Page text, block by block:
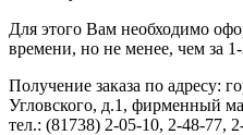
Для этого Вам необходимо
времени, но не менее, чем за
Получение заказа по адресу:
Угловского, д.1, фирменный
тел.: (81738) 2-05-10, 2-48-77,